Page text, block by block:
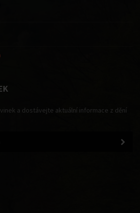
a dostávejte aktuální informace z dění